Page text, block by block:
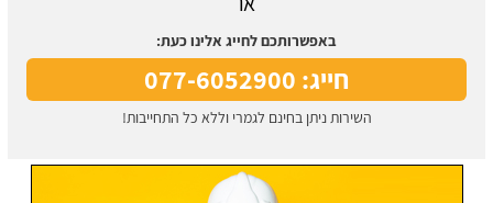
באפשרותכם לחייג אלינו כעת:
חייג: 077-6052900
השירות ניתן בחינם לגמרי וללא כל התחייבות!